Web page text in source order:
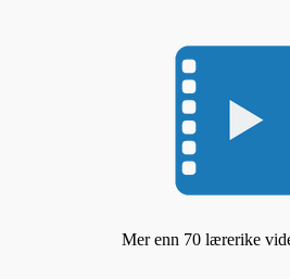
Mer enn 70 lærerike